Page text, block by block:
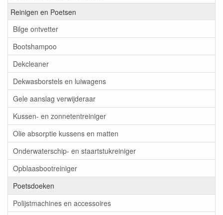
Reinigen en Poetsen
Bilge ontvetter
Bootshampoo
Dekcleaner
Dekwasborstels en luiwagens
Gele aanslag verwijderaar
Kussen- en zonnetentreiniger
Olie absorptie kussens en matten
Onderwaterschip- en staartstukreiniger
Opblaasbootreiniger
Poetsdoeken
Polijstmachines en accessoires